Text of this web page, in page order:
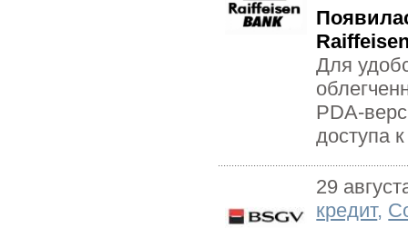
Для
PDA-
доступа
29
кредит,